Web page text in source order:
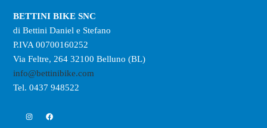
BETTINI BIKE SNC
di Bettini Daniel e Stefano
P.IVA 00700160252
Via Feltre, 264 32100 Belluno (BL)
info@bettinibike.com
Tel. 0437 948522
InstagramFacebook